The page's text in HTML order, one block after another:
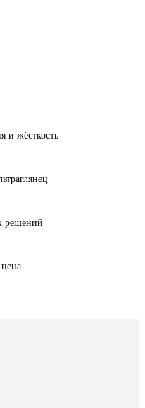
и жёсткость
решений